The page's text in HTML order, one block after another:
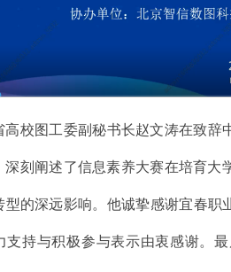
高校图工委副秘书长赵文涛在致辞
深刻阐述了信息素养大赛在培育
型的深远影响。他诚挚感谢宜春
支持与积极参与表示由衷感谢。